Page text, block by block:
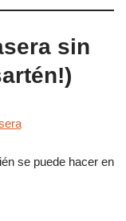
sin
se puede hacer en